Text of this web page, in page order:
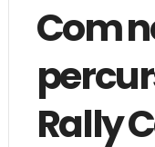
Com
Rally